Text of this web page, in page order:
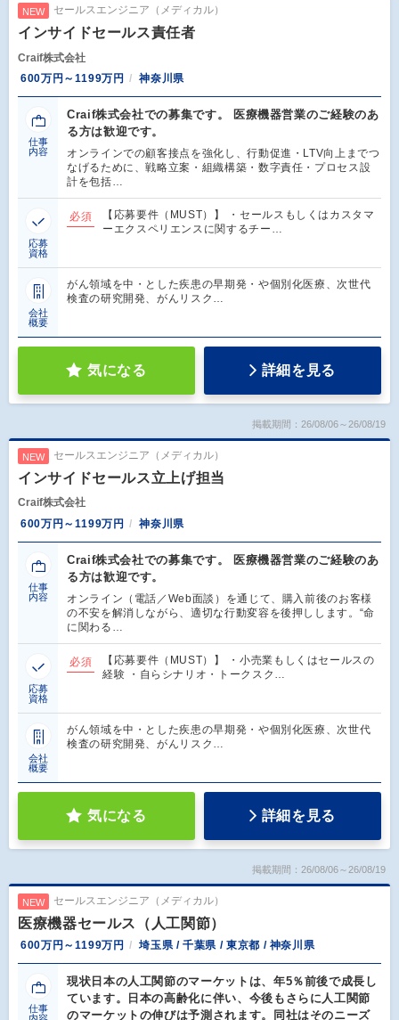
NEW セールスエンジニア（メディカル）
インサイドセールス責任者
Craif株式会社
600万円～1199万円
神奈川県
仕事
内容
Craif株式会社での募集です。 医療機器営業のご経験のあ
る方は歓迎です。
オンラインでの顧客接点を強化し、行動促進・LTV向上までつ
なげるために、戦略立案・組織構築・数字責任・プロセス設
計を包括…
応募
資格
必須
【応募要件（MUST）】 ・セールスもしくはカスタマ
ーエクスペリエンスに関するチー…
会社
概要
がん領域を中・とした疾患の早期発・や個別化医療、次世代
検査の研究開発、がんリスク…
気になる 詳細を見る
掲載期間：26/08/06～26/08/19
NEW セールスエンジニア（メディカル）
インサイドセールス立上げ担当
Craif株式会社
600万円～1199万円
神奈川県
仕事
内容
Craif株式会社での募集です。 医療機器営業のご経験のあ
る方は歓迎です。
オンライン（電話／Web面談）を通じて、購入前後のお客様
の不安を解消しながら、適切な行動変容を後押しします。“命
に関わる…
応募
資格
必須
【応募要件（MUST）】 ・小売業もしくはセールスの
経験 ・自らシナリオ・トークスク…
会社
概要
がん領域を中・とした疾患の早期発・や個別化医療、次世代
検査の研究開発、がんリスク…
気になる 詳細を見る
掲載期間：26/08/06～26/08/19
NEW セールスエンジニア（メディカル）
医療機器セールス（人工関節）
600万円～1199万円 埼玉県 / 千葉県 / 東京都 / 神奈川県
仕事
現状日本の人工関節のマーケットは、年5％前後で成長し
ています。日本の高齢化に伴い、今後もさらに人工関節
のマーケットの伸びは予測されます。同社はそのニーズ